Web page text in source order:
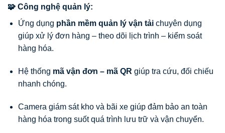
🧩 Công nghệ quản lý:
Ứng dụng phần mềm quản lý vận tảichuyên dụng
giúp xử lý đơn hàng – theo dõi lịch trình – kiểm soát
hàng hóa.
Hệ thống mã vận đơn – mã QR giúp tra cứu, đối chiếu
nhanh chóng.
Camera giám sát kho và bãi xe giúp đảm bảo an toàn
hàng hóa trong suốt quá trình lưu trữ và vận chuyển.